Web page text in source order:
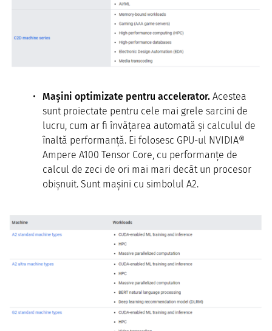
Mașini optimizate pentru accelerator. Acestea
sunt proiectate pentru cele mai grele sarcini de
lucru, cum ar fi învățarea automată și calculul de
înaltă performanță. Ei folosesc GPU-ul NVIDIA®
Ampere A100 Tensor Core, cu performanțe de
calcul de zeci de ori mai mari decât un procesor
obișnuit. Sunt mașini cu simbolul A2.